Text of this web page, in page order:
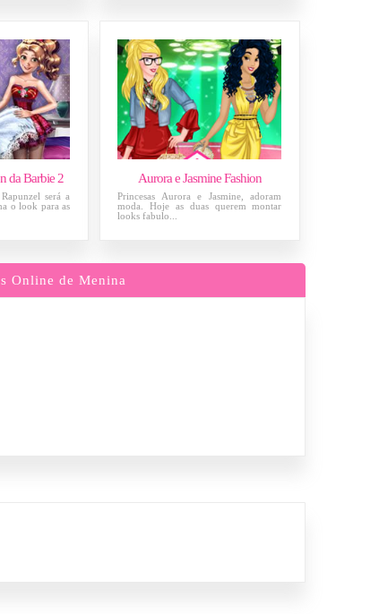
da Barbie 2
será a
o look para as
Aurora e Jasmine Fashion
Princesas Aurora e Jasmine, adoram
moda. Hoje as duas querem montar
looks fabulo...
Online de Menina